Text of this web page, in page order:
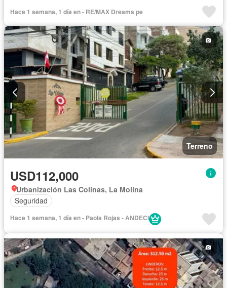
Hace 1 semana, 1 día en - RE/MAX Dreams pe
Terreno
USD112,000
Urbanización Las Colinas, La Molina
Seguridad
Hace 1 semana, 1 día en - Paola Rojas - ANDECI